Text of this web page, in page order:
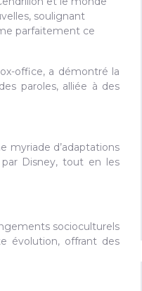
soulignant
parfaitement ce
office, a démontré la
paroles, alliée à des
myriade d’adaptations
par Disney, tout en les
socioculturels
évolution, offrant des